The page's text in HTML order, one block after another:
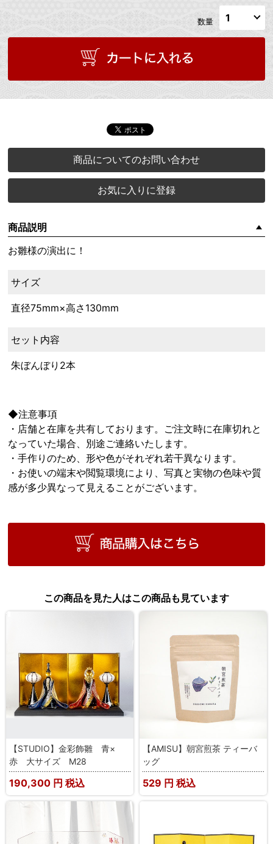
数量
商品についてのお問い合わせ
お気に入りに登録
商品説明
お雛様の演出に！
サイズ
直径75mm×高さ130mm
セット内容
朱ぼんぼり2本
◆注意事項
・店舗と在庫を共有しております。ご注文時に在庫切れと
なっていた場合、別途ご連絡いたします。
・手作りのため、形や色がそれぞれ若干異なります。
・お使いの端末や閲覧環境により、写真と実物の色味や質
感が多少異なって見えることがございます。
この商品を見た人はこの商品も見ています
【STUDIO】金彩飾雛 青×
赤 大サイズ M28
190,300 円 税込
【AMISU】朝宮煎茶 ティーバ
ッグ
529 円 税込